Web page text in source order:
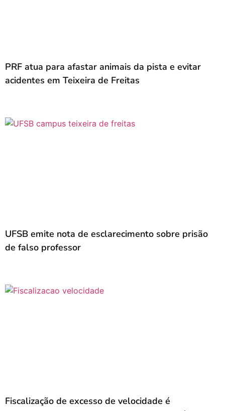
PRF atua para afastar animais da pista e evitar
acidentes em Teixeira de Freitas
UFSB emite nota de esclarecimento sobre prisão
de falso professor
Fiscalização de excesso de velocidade é